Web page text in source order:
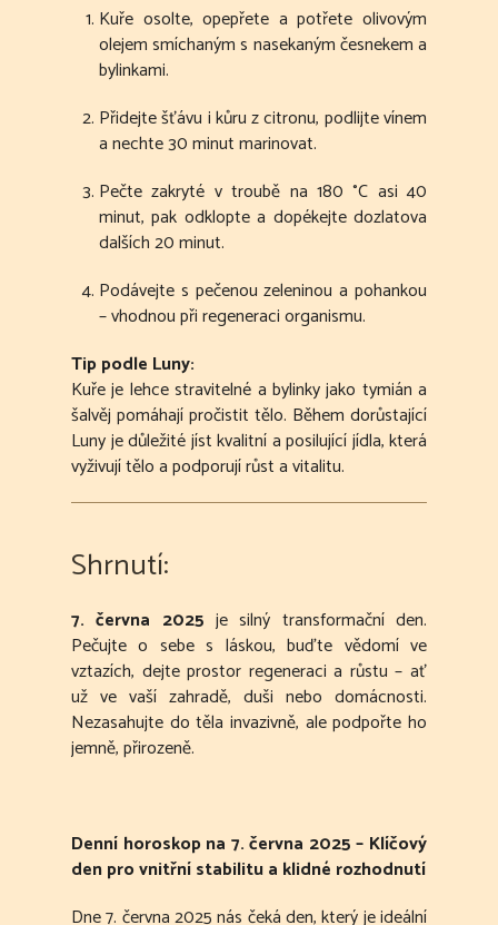
Kuře osolte, opepřete a potřete olivovým
olejem smíchaným s nasekaným česnekem a
bylinkami.
Přidejte šťávu i kůru z citronu, podlijte vínem
a nechte 30 minut marinovat.
Pečte zakryté v troubě na 180 °C asi 40
minut, pak odklopte a dopékejte dozlatova
dalších 20 minut.
Podávejte s pečenou zeleninou a pohankou
– vhodnou při regeneraci organismu.
Tip podle Luny:
Kuře je lehce stravitelné a bylinky jako tymián a
šalvěj pomáhají pročistit tělo. Během dorůstající
Luny je důležité jíst kvalitní a posilující jídla, která
vyživují tělo a podporují růst a vitalitu.
Shrnutí:
7. června 2025 je silný transformační den.
Pečujte o sebe s láskou, buďte vědomí ve
vztazích, dejte prostor regeneraci a růstu – ať
už ve vaší zahradě, duši nebo domácnosti.
Nezasahujte do těla invazivně, ale podpořte ho
jemně, přirozeně.
Denní horoskop na 7. června 2025 – Klíčový
den pro vnitřní stabilitu a klidné rozhodnutí
Dne 7. června 2025 nás čeká den, který je ideální